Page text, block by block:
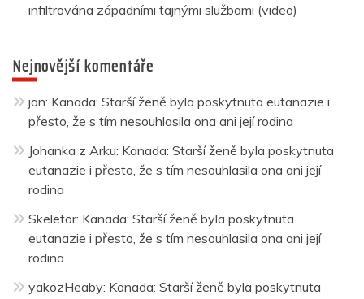
infiltrována západními tajnými službami (video)
Nejnovější komentáře
jan: Kanada: Starší ženě byla poskytnuta eutanazie i
přesto, že s tím nesouhlasila ona ani její rodina
Johanka z Arku: Kanada: Starší ženě byla poskytnuta
eutanazie i přesto, že s tím nesouhlasila ona ani její
rodina
Skeletor: Kanada: Starší ženě byla poskytnuta
eutanazie i přesto, že s tím nesouhlasila ona ani její
rodina
yakozHeaby: Kanada: Starší ženě byla poskytnuta